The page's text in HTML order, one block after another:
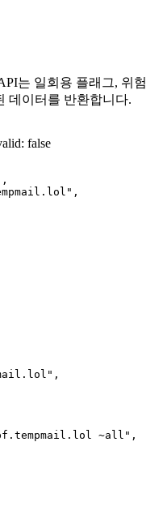
는 일회용 플래그, 위험
데이터를 반환합니다.
: false
~all",